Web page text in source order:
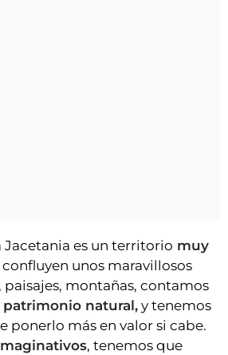
Jacetania es un territorio muy
unos maravillosos
paisajes, montañas, contamos
natural, y tenemos
ponerlo más en valor si cabe.
, tenemos que